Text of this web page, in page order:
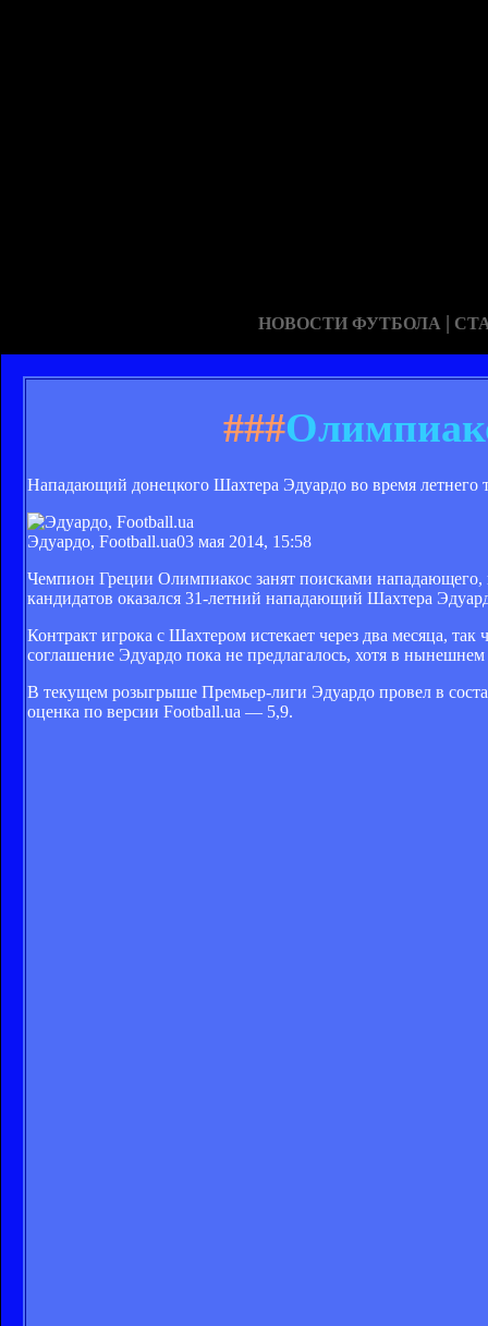
НОВОСТИ ФУТБОЛА |
###
Нападающий донецкого Шахтера Эдуардо во время летнего
Эдуардо, Football.ua03 мая 2014, 15:58
Чемпион Греции Олимпиакос занят поисками
кандидатов оказался 31-летний нападающий Шахтера
Контракт игрока с Шахтером истекает через два месяца,
соглашение Эдуардо пока не предлагалось, хотя в
В текущем розыгрыше Премьер-лиги Эдуардо провел в
оценка по версии Football.ua — 5,9.